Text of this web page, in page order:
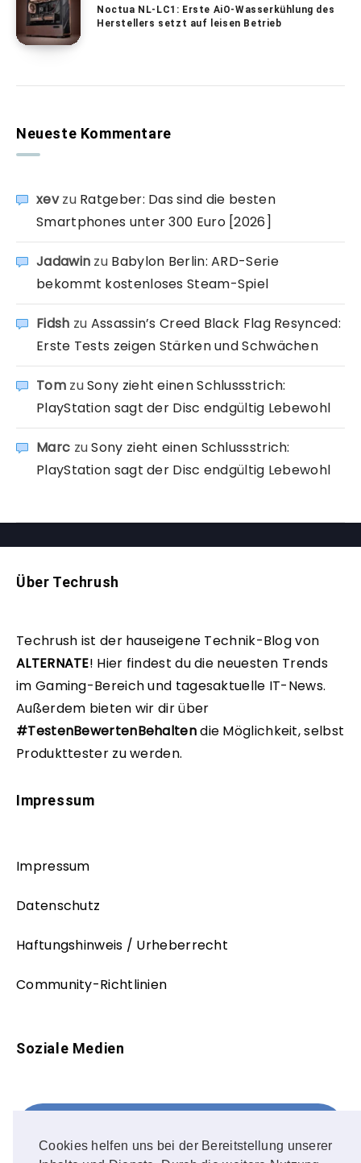
Cookies helfen uns bei der Bereitstellung unserer
Noctua NL-LC1: Erste AiO-Wasserkühlung des
Herstellers setzt auf leisen Betrieb
Neueste Kommentare
xevzu Ratgeber: Das sind die besten
Smartphones unter 300 Euro [2026]
Jadawin zu Babylon Berlin: ARD-Serie
bekommt kostenloses Steam-Spiel
Fidsh zu Assassin’s Creed Black Flag Resynced:
Erste Tests zeigen Stärken und Schwächen
TomzuSony zieht einen Schlussstrich:
PlayStation sagt der Disc endgültig Lebewohl
Marc zuSony zieht einen Schlussstrich:
PlayStation sagt der Disc endgültig Lebewohl
Über Techrush
Techrush ist der hauseigene Technik-Blog von
ALTERNATE! Hier findest du die neuesten Trends
im Gaming-Bereich und tagesaktuelle IT-News.
Außerdem bieten wir dir über
#TestenBewertenBehaltendie Möglichkeit, selbst
Produkttester zu werden.
Impressum
Impressum
Datenschutz
Haftungshinweis / Urheberrecht
Community-Richtlinien
Soziale Medien
FOLLOW ME!